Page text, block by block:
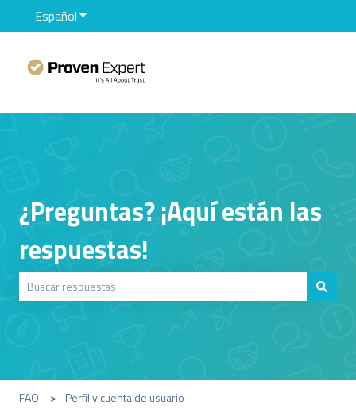
EspañolTraducciones de Mostrar submenú de
¿Preguntas? ¡Aquí están las
respuestas!
FAQ Perfil y cuenta de usuario